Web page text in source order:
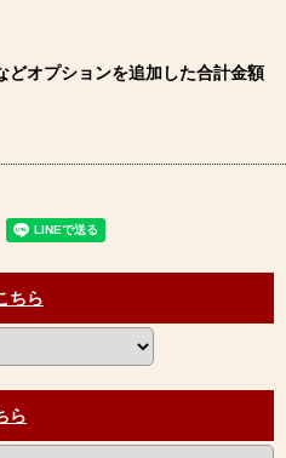
どオプションを追加した合計金額
ちら
ら